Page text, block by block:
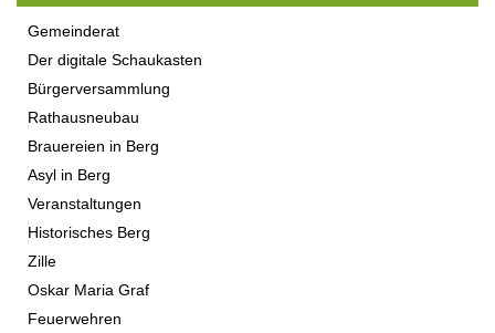
Gemeinderat
Der digitale Schaukasten
Bürgerversammlung
Rathausneubau
Brauereien in Berg
Asyl in Berg
Veranstaltungen
Historisches Berg
Zille
Oskar Maria Graf
Feuerwehren